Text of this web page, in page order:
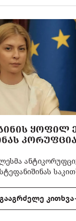
ᲧᲝᲤᲘᲚ
გააგრძელე კითხვა